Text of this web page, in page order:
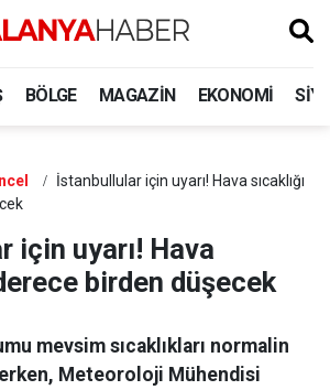
BÖLGE MAGAZIN EKONOMI
İstanbullular için uyarı! Hava sıcaklığı
için uyarı! Hava
birden düşecek
mevsim sıcaklıkları normalin
Meteoroloji Mühendisi